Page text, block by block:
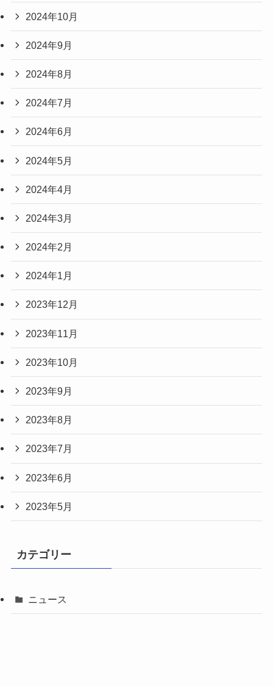
2024年10月
2024年9月
2024年8月
2024年7月
2024年6月
2024年5月
2024年4月
2024年3月
2024年2月
2024年1月
2023年12月
2023年11月
2023年10月
2023年9月
2023年8月
2023年7月
2023年6月
2023年5月
カテゴリー
ニュース